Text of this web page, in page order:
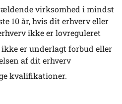
virksomhed i mindst
10 år, hvis dit erhverv eller
ikke er lovreguleret
er underlagt forbud eller
af dit erhverv
kvalifikationer.